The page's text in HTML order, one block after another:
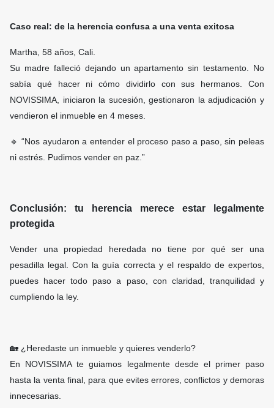
Caso real: de la herencia confusa a una venta exitosa
Martha, 58 años, Cali.
Su madre falleció dejando un apartamento sin testamento. No
sabía qué hacer ni cómo dividirlo con sus hermanos. Con
NOVISSIMA, iniciaron la sucesión, gestionaron la adjudicación y
vendieron el inmueble en 4 meses.
🔹 “Nos ayudaron a entender el proceso paso a paso, sin peleas
ni estrés. Pudimos vender en paz.”
Conclusión: tu herencia merece estar legalmente
protegida
Vender una propiedad heredada no tiene por qué ser una
pesadilla legal. Con la guía correcta y el respaldo de expertos,
puedes hacer todo paso a paso, con claridad, tranquilidad y
cumpliendo la ley.
🏡 ¿Heredaste un inmueble y quieres venderlo?
En NOVISSIMA te guiamos legalmente desde el primer paso
hasta la venta final, para que evites errores, conflictos y demoras
innecesarias.